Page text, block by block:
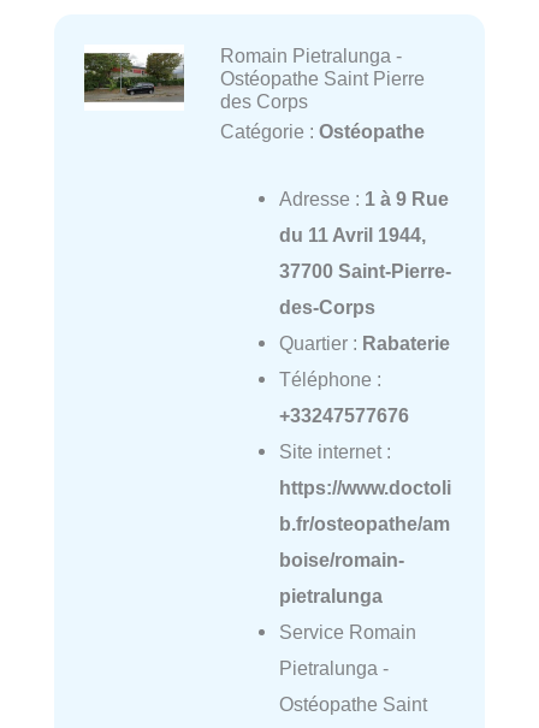
Romain Pietralunga -
Ostéopathe Saint Pierre
des Corps
Catégorie : Ostéopathe
Adresse : 1 à 9 Rue
du 11 Avril 1944,
37700 Saint-Pierre-
des-Corps
Quartier : Rabaterie
Téléphone :
+33247577676
Site internet :
https://www.doctoli
b.fr/osteopathe/am
boise/romain-
pietralunga
Service Romain
Pietralunga -
Ostéopathe Saint